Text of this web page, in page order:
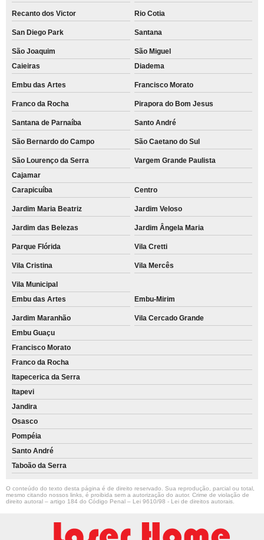
Recanto dos Victor Rio Cotia
San Diego Park Santana
São Joaquim
São Miguel
Caieiras
Diadema
Embu das Artes Francisco Morato
Franco da Rocha Pirapora do Bom Jesus
Santana de Parnaíba Santo André
São Bernardo do Campo São Caetano do Sul
São Lourenço da Serra
Vargem Grande Paulista
Cajamar
Carapicuíba
Centro
Jardim Maria Beatriz Jardim Veloso
Jardim das Belezas Jardim Ângela Maria
Parque Flórida Vila Cretti
Vila Cristina Vila Mercês
Vila Municipal
Embu das Artes
Embu-Mirim
Jardim Maranhão
Vila Cercado Grande
Embu Guaçu
Francisco Morato
Franco da Rocha
Itapecerica da Serra
Itapevi
Jandira
Osasco
Pompéia
Santo André
Taboão da Serra
O conteúdo do texto desta página é de direito reservado. Sua reprodução, parcial ou total,
mesmo citando nossos links, é proibida sem a autorização do autor. Crime de violação de
direito autoral – artigo 184 do Código Penal – Lei 9610/98 - Lei de direitos autorais